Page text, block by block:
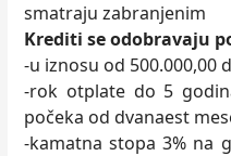
smatraju zabranjenim
Krediti se odobravaju
-u iznosu od 500.000,00
-rok otplate do 5
počeka od dvanaest
-kamatna stopa 3% na